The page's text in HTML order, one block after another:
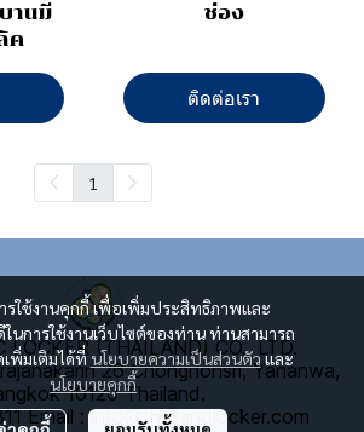
านมี
ค
ช่อง
ติดต่อเรา
1
รใช้งานคุกกี้ เพื่อเพิ่มประสิทธิภาพและ
การใช้งานเว็บไซต์ของท่าน ท่านสามารถ
พิ่มเติมได้ที่นโยบายความเป็นส่วนตัวและ
นโยบายคุกกี้
LOCKER (THAILAND) CO., LTD.
26 Chongnonsri, Yananwa,
10120 Thailand.
Email : info@thailandlocker.com